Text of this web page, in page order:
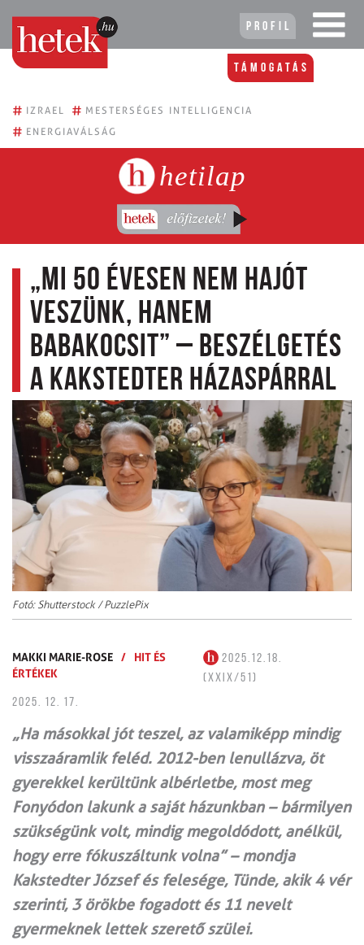
Profil
Támogatás
# IZRAEL # MESTERSÉGES INTELLIGENCIA
# ENERGIAVÁLSÁG
hetilap
„Mi 50 évesen nem hajót
veszünk, hanem
babakocsit” – Beszélgetés
a Kakstedter házaspárral
Fotó: Shutterstock / PuzzlePix
MAKKI MARIE-ROSE /
HIT ÉS
ÉRTÉKEK
2025.12.18.
(XXIX/51)
2025. 12. 17.
„Ha másokkal jót teszel, az valamiképp mindig
visszaáramlik feléd. 2012-ben lenullázva, öt
gyerekkel kerültünk albérletbe, most meg
Fonyódon lakunk a saját házunkban – bármilyen
szükségünk volt, mindig megoldódott, anélkül,
hogy erre fókuszáltunk volna” – mondja
Kakstedter József és felesége, Tünde, akik 4 vér
szerinti, 3 örökbe fogadott és 11 nevelt
gyermeknek lettek szerető szülei.